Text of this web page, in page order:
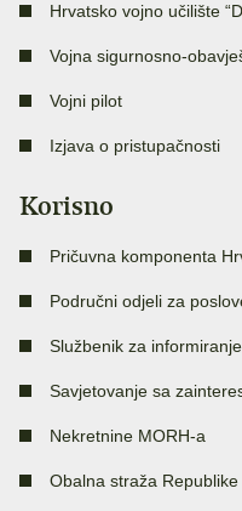
Hrvatsko vojno učilište
Vojna sigurnosno-
Vojni pilot
Izjava o pristupačnosti
Korisno
Pričuvna komponenta
Područni odjeli za
Službenik za informiranje
Savjetovanje sa
Nekretnine MORH-a
Obalna straža